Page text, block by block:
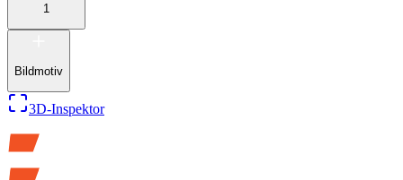
1
Bildmotiv
3D-Inspektor